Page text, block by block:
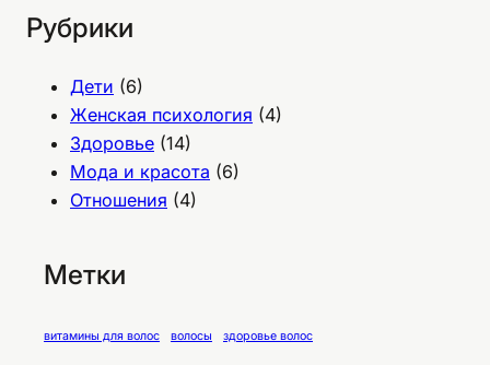
Рубрики
Дети (6)
Женская психология (4)
Здоровье (14)
Мода и красота (6)
Отношения (4)
Метки
витамины для волос волосы здоровье волос